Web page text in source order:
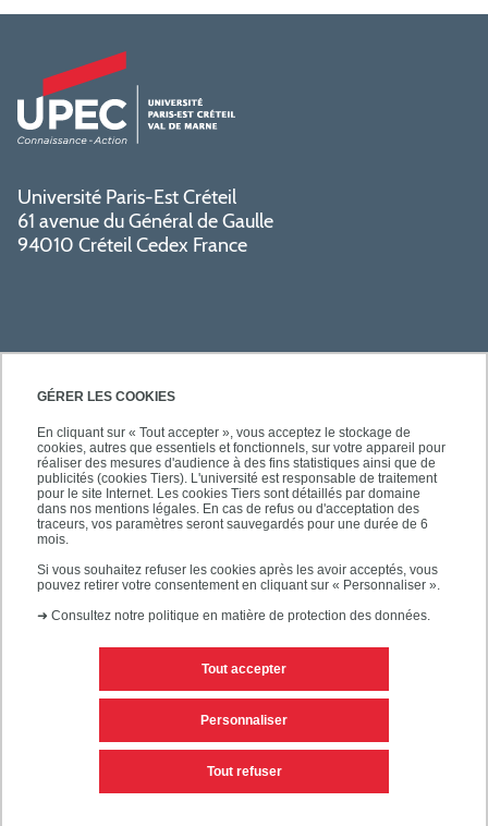
GÉRER LES COOKIES
En cliquant sur « Tout accepter », vous acceptez le stockage de
cookies, autres que essentiels et fonctionnels, sur votre appareil pour
réaliser des mesures d'audience à des fins statistiques ainsi que de
publicités (cookies Tiers). L'université est responsable de traitement
pour le site Internet. Les cookies Tiers sont détaillés par domaine
dans nos mentions légales. En cas de refus ou d'acceptation des
traceurs, vos paramètres seront sauvegardés pour une durée de 6
mois.
Si vous souhaitez refuser les cookies après les avoir acceptés, vous
pouvez retirer votre consentement en cliquant sur « Personnaliser ».
➜ Consultez notre politique en matière de protection des données.
Tout accepter
Tout refuser
Personnaliser
Université Paris-Est Créteil
61 avenue du Général de Gaulle
94010 Créteil Cedex France
SÉCURITÉ
SUIVEZ-NOUS
Mentions légales Editeur du site